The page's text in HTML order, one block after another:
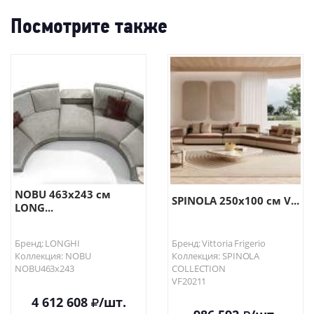
Посмотрите также
NOBU 463х243 см
LONG...
Бренд: LONGHI
Коллекция: NOBU
NOBU463х243
4 612 608 /шт.
SPINOLA 250х100 см V...
Бренд: Vittoria Frigerio
Коллекция: SPINOLA
COLLECTION
VF20211